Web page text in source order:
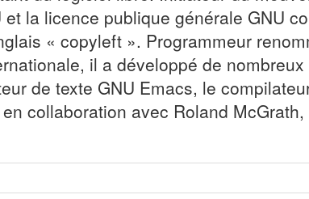
la licence publique générale GNU
« copyleft ». Programmeur
il a développé de
de texte GNU Emacs, le
collaboration avec Roland